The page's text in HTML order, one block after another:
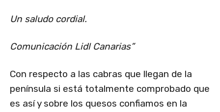
Un saludo cordial.
Comunicación Lidl Canarias”
Con respecto a las cabras que llegan de la
península si está totalmente comprobado que
es así y sobre los quesos confiamos en la